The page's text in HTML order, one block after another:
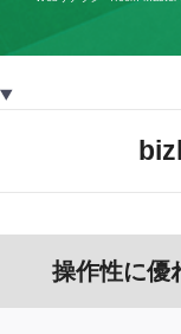
操作性に優